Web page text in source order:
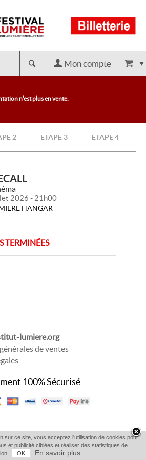
Mon compte
n'est plus en vente.
2 ETAPE 3 ETAPE 4
2026 - 21h00
HANGAR
TERMINÉES
lumiere.org
de ventes
100% Sécurisé
sur ce site, vous acceptez l'utilisation de cookies pour
et publicité ciblées et réaliser des statistiques de
OK En savoir plus